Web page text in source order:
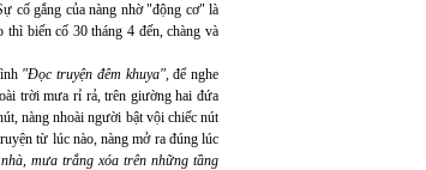
cố gắng của nàng nhờ "động cơ" là
biến cố 30 tháng 4 đến, chàng và
"Đọc truyện đêm khuya",để nghe
trời mưa rỉ rả, trên giường hai đứa
nàng nhoài người bật vội chiếc nút
từ lúc nào, nàng mở ra đúng lúc
mưa trắng xóa trên những tầng